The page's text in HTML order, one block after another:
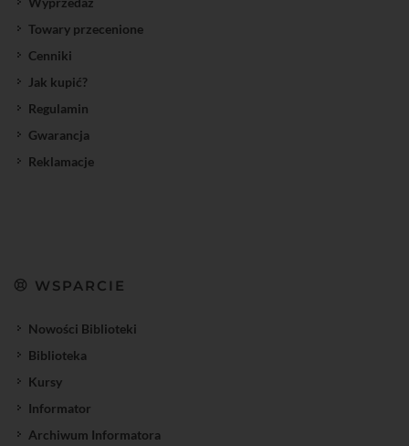
Towary przecenione
Cenniki
Jak kupić?
Regulamin
Gwarancja
Reklamacje
WSPARCIE
Nowości Biblioteki
Biblioteka
Kursy
Informator
Archiwum Informatora